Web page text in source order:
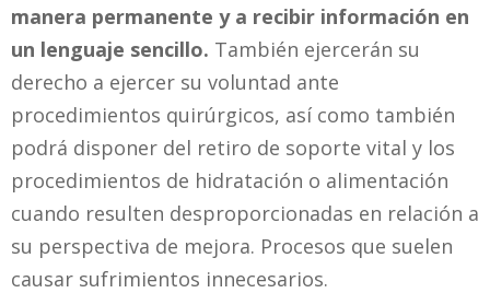
manera permanente y a recibir información en
un lenguaje sencillo. También ejercerán su
derecho a ejercer su voluntad ante
procedimientos quirúrgicos, así como también
podrá disponer del retiro de soporte vital y los
procedimientos de hidratación o alimentación
cuando resulten desproporcionadas en relación a
su perspectiva de mejora. Procesos que suelen
causar sufrimientos innecesarios.